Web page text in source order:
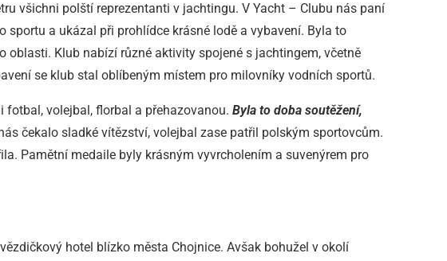
všichni polští reprezentanti v jachtingu. V Yacht – Clubu nás paní
a ukázal při prohlídce krásné lodě a vybavení. Byla to
oblasti. Klub nabízí různé aktivity spojené s jachtingem, včetně
se klub stal oblíbeným místem pro milovníky vodních sportů.
volejbal, florbal a přehazovanou. Byla to doba soutěžení,
čekalo sladké vítězství, volejbal zase patřil polským sportovcům.
Pamětní medaile byly krásným vyvrcholením a suvenýrem pro
hotel blízko města Chojnice. Avšak bohužel v okolí